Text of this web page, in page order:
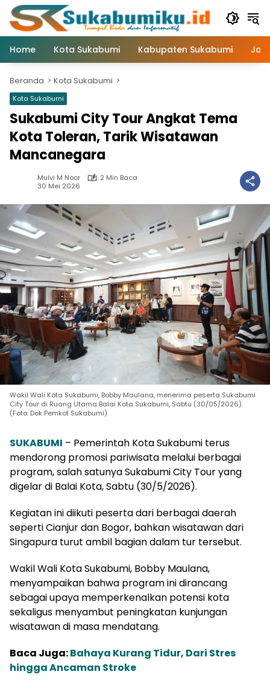
Langsung
konten
Home
Kota Sukabumi Kabupaten Sukabumi
Beranda Kota Sukabumi
Kota Sukabumi
Sukabumi City Tour Angkat Tema
Kota Toleran, Tarik Wisatawan
Mancanegara
Mulvi M Noor
2 Min Baca
30 Mei 2026
Wakil Wali Kota Sukabumi, Bobby Maulana, menerima peserta Sukabumi
City Tour di Ruang Utama Balai Kota Sukabumi, Sabtu (30/05/2026).
(Foto: Dok Pemkot Sukabumi)
SUKABUMI – Pemerintah Kota Sukabumi terus
mendorong promosi pariwisata melalui berbagai
program, salah satunya Sukabumi City Tour yang
digelar di Balai Kota, Sabtu (30/5/2026).
Kegiatan ini diikuti peserta dari berbagai daerah
seperti Cianjur dan Bogor, bahkan wisatawan dari
Singapura turut ambil bagian dalam tur tersebut.
Wakil Wali Kota Sukabumi, Bobby Maulana,
menyampaikan bahwa program ini dirancang
sebagai upaya memperkenalkan potensi kota
sekaligus menyambut peningkatan kunjungan
wisatawan di masa mendatang.
Baca Juga:Bahaya Kurang Tidur, Dari Stres
hingga Ancaman Stroke